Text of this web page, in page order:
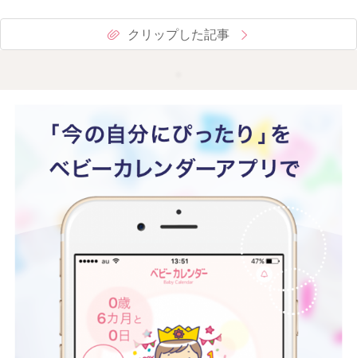
クリップした記事